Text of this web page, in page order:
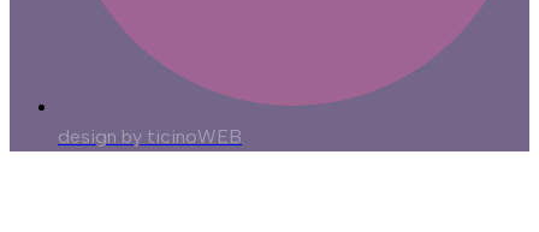
design by ticinoWEB